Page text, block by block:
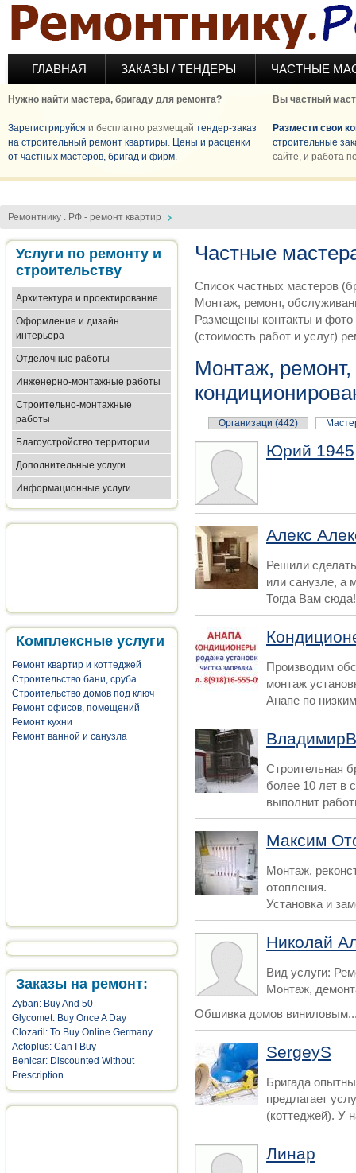
Перейти к основному содержанию
ГЛАВНАЯ ЗАКАЗЫ / ТЕНДЕРЫ ЧАСТНЫЕ
Нужно найти мастера, бригаду для ремонта?
Зарегистрируйся и бесплатно размещай тендер-заказ
на строительный ремонт квартиры. Цены и расценки
от частных мастеров, бригад и фирм.
Вы частный
Размести свои
строительные
сайте, и работа
Ремонтнику . РФ - ремонт квартир
Услуги по ремонту и
строительству
Архитектура и проектирование
Оформление и дизайн
интерьера
Отделочные работы
Инженерно-монтажные работы
Строительно-монтажные
работы
Благоустройство территории
Дополнительные услуги
Информационные услуги
Комплексные услуги
Ремонт квартир и коттеджей
Строительство бани, сруба
Строительство домов под ключ
Ремонт офисов, помещений
Ремонт кухни
Ремонт ванной и санузла
Заказы на ремонт:
Zyban: Buy And 50
Glycomet: Buy Once A Day
Clozaril: To Buy Online Germany
Actoplus: Can I Buy
Benicar: Discounted Without
Prescription
Частные
Список частных мастеров
Монтаж, ремонт,
Размещены контакты и
(стоимость работ и услуг)
Монтаж,
Организаци (442)
Юрий 1945
Алекс
Решили
или санузле, а
Тогда Вам
Производим
монтаж
Анапе по
Строительная
более 10 лет в
выполнит
Максим
Монтаж,
отопления.
Установка и
Николай
Вид услуги:
Монтаж,
Обшивка домов
SergeyS
Бригада
предлагает
(коттеджей). У
Линар